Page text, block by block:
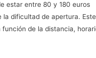
estar entre 80 y 180 euros
la dificultad de apertura.
función de la distancia,